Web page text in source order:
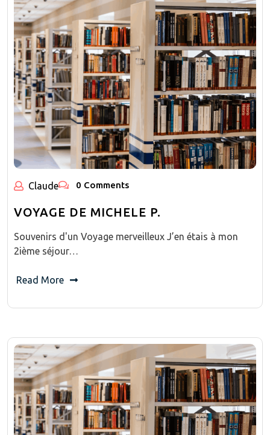
Claude 0 Comments
VOYAGE DE MICHELE P.
Souvenirs d'un Voyage merveilleux J’en étais à mon
2ième séjour…
Read More